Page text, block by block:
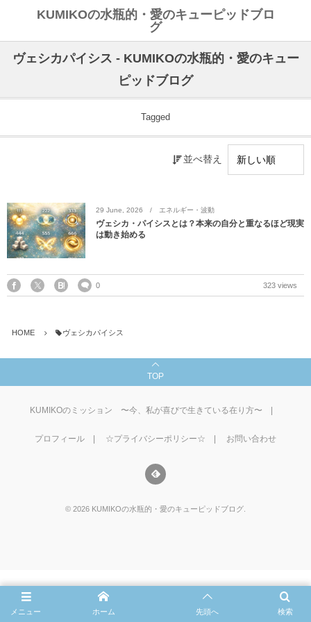
KUMIKOの水瓶的・愛のキューピッドブロ
グ
ヴェシカパイシス - KUMIKOの水瓶的・愛のキュー
ピッドブログ
Tagged
並べ替え
29 June 2026 エネルギー・波動
ヴェシカ・パイシスとは？本来の自分と重なるほど現実
は動き始める
0 323 views
HOME ヴェシカパイシス
TOP
KUMIKOのミッション 〜今、私が喜びで生きている在り方〜
プロフィール ☆プライバシーポリシー☆ お問い合わせ
© 2026 KUMIKOの水瓶的・愛のキューピッドブログ
メニュー 検索
ホーム 先頭へ